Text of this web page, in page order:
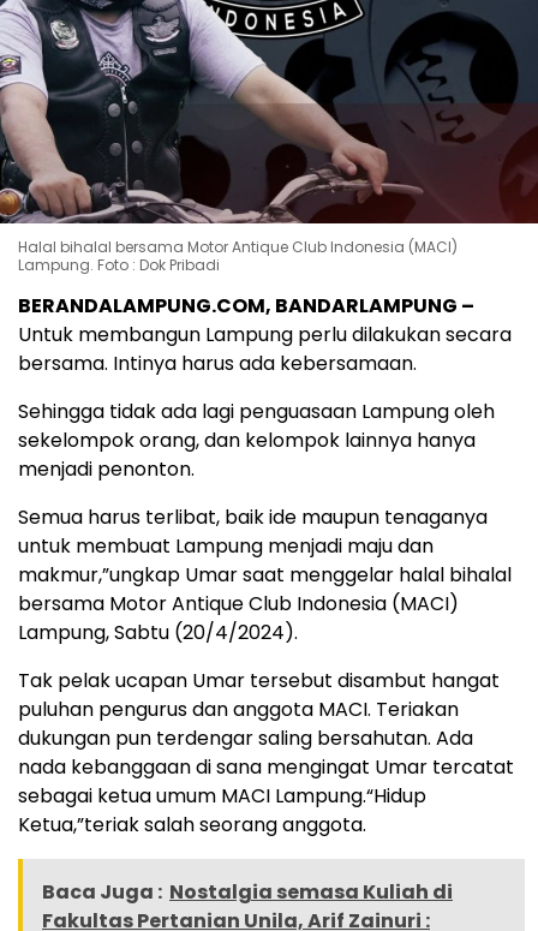
Halal bihalal bersama Motor Antique Club Indonesia (MACI)
Lampung. Foto : Dok Pribadi
BERANDALAMPUNG.COM, BANDARLAMPUNG –
Untuk membangun Lampung perlu dilakukan secara
bersama. Intinya harus ada kebersamaan.
Sehingga tidak ada lagi penguasaan Lampung oleh
sekelompok orang, dan kelompok lainnya hanya
menjadi penonton.
Semua harus terlibat, baik ide maupun tenaganya
untuk membuat Lampung menjadi maju dan
makmur,”ungkap Umar saat menggelar halal bihalal
bersama Motor Antique Club Indonesia (MACI)
Lampung, Sabtu (20/4/2024).
Tak pelak ucapan Umar tersebut disambut hangat
puluhan pengurus dan anggota MACI. Teriakan
dukungan pun terdengar saling bersahutan. Ada
nada kebanggaan di sana mengingat Umar tercatat
sebagai ketua umum MACI Lampung.“Hidup
Ketua,”teriak salah seorang anggota.
Baca Juga : Nostalgia semasa Kuliah di
Fakultas Pertanian Unila, Arif Zainuri :